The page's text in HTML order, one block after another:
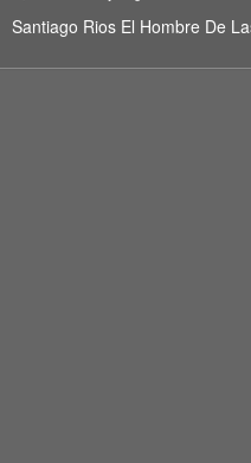
secondsVolume
Santiago Rios El Hombre De